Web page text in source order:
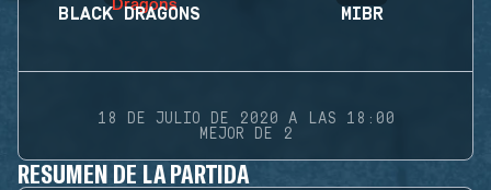
BLACK DRAGONS MIBR
18 DE JULIO DE 2020 A LAS 18:00
MEJOR DE 2
RESUMEN DE LA PARTIDA